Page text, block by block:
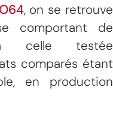
, on se retrouve
comportant de
celle testée
comparés étant
en production